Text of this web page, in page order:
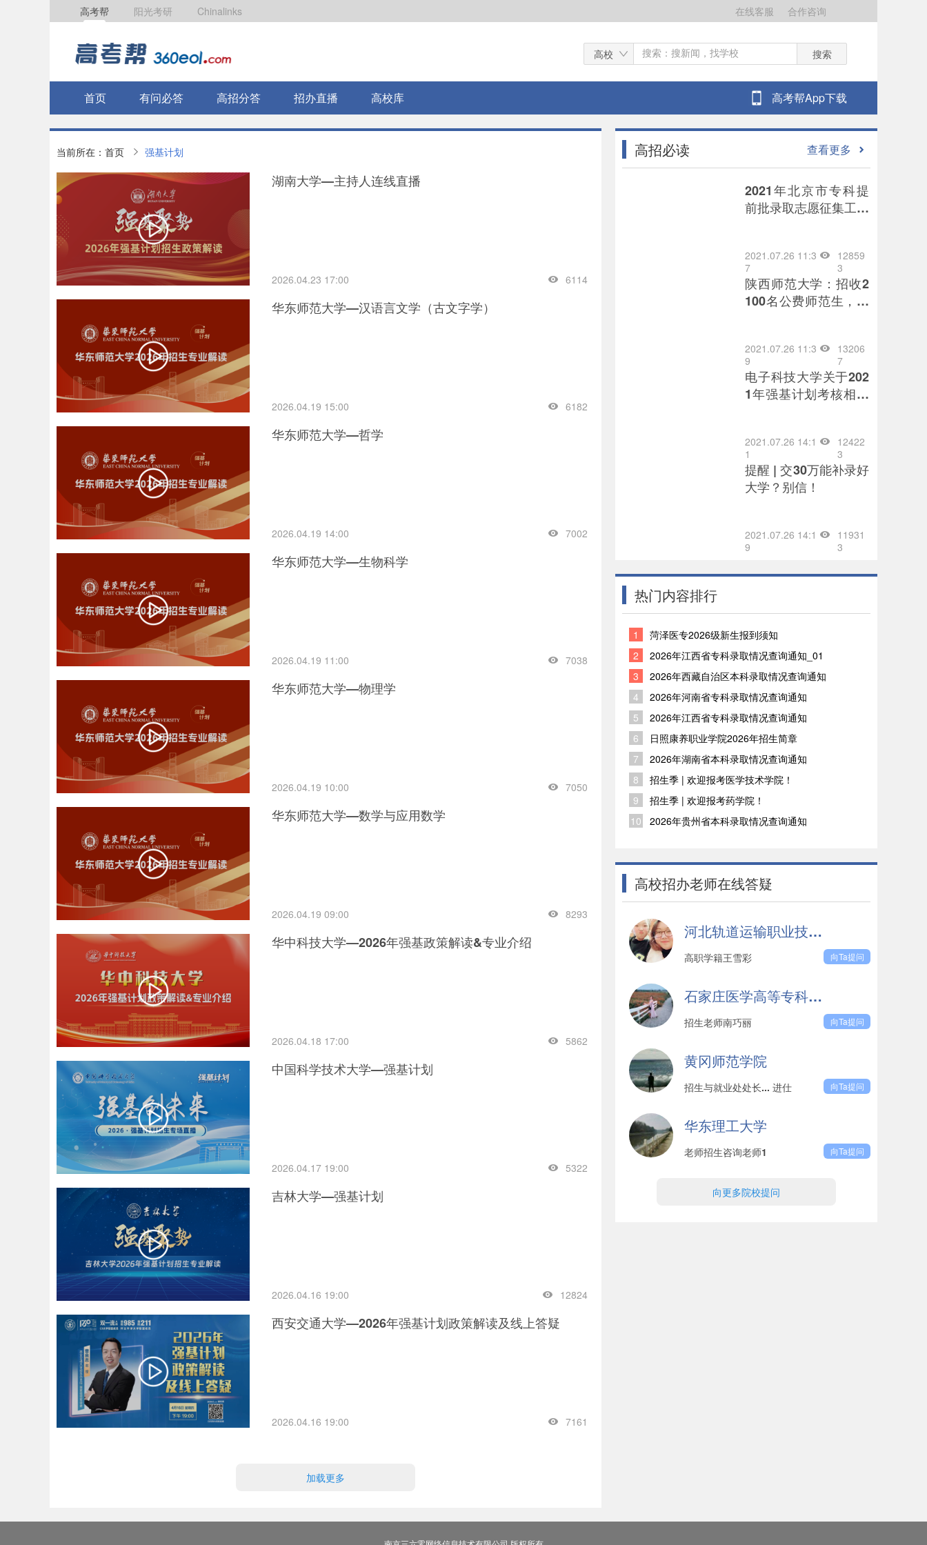
高考帮 阳光考研 Chinalinks 合作咨询
在线客服
高校 搜索
首页 有问必答 高招分答 招办直播 高校库 高考帮App下载
当前所在： 首页 强基计划
湖南大学—主持人连线直播
2026.04.23 17:00 6114
华东师范大学—汉语言文学（古文字学）
2026.04.19 15:00 6182
华东师范大学—哲学
2026.04.19 14:00 7002
华东师范大学—生物科学
2026.04.19 11:00 7038
华东师范大学—物理学
2026.04.19 10:00 7050
华东师范大学—数学与应用数学
2026.04.19 09:00 8293
华中科技大学—2026年强基政策解读&专业介绍
2026.04.18 17:00 5862
中国科学技术大学—强基计划
2026.04.17 19:00 5322
吉林大学—强基计划
2026.04.16 19:00 12824
西安交通大学—2026年强基计划政策解读及线上答疑
2026.04.16 19:00 7161
加载更多
高招必读 查看更多
2021年北京市专科提
前批录取志愿征集工作
2021.07.26 11:3
7
12859
3
陕西师范大学：招收2
100名公费师范生，为
2021.07.26 11:3
9
13206
7
电子科技大学关于202
1年强基计划考核相关
2021.07.26 14:1
1
12422
3
提醒 | 交30万能补录好
大学？别信！
2021.07.26 14:1
9
11931
3
热门内容排行
1
菏泽医专2026级新生报到须知
2
2026年江西省专科录取情况查询通知_01
3
2026年西藏自治区本科录取情况查询通知
4
2026年河南省专科录取情况查询通知
5
2026年江西省专科录取情况查询通知
6
日照康养职业学院2026年招生简章
7
2026年湖南省本科录取情况查询通知
8
招生季 | 欢迎报考医学技术学院！
9
招生季 | 欢迎报考药学院！
10
2026年贵州省本科录取情况查询通知
高校招办老师在线答疑
河北轨道运输职业技术学院
高职学籍王雪彩 向Ta提问
石家庄医学高等专科学校
招生老师南巧丽 向Ta提问
黄冈师范学院
招生与就业处处长... 进仕 向Ta提问
华东理工大学
老师招生咨询老师1 向Ta提问
向更多院校提问